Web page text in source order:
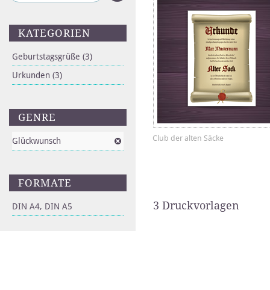
KATEGORIEN
Geburtstagsgrüße (3)
Urkunden (3)
GENRE
Glückwunsch
FORMATE
DIN A4, DIN A5
Club der alten Säcke
3 Druckvorlagen